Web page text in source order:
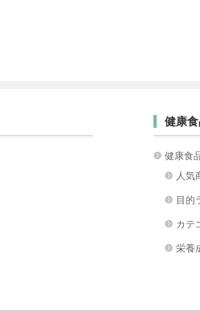
健康
健康食
人気
目的
カテ
栄養